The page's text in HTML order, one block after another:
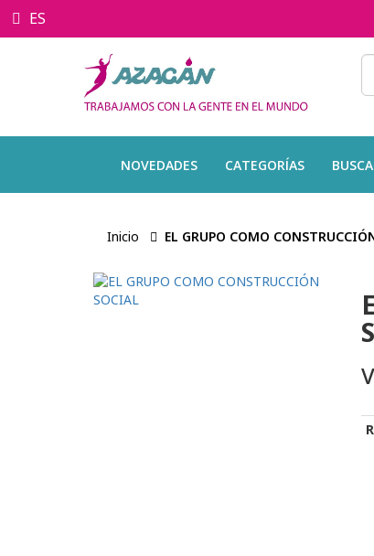
ES
NOVEDADES CATEGORÍAS
Inicio EL GRUPO COMO